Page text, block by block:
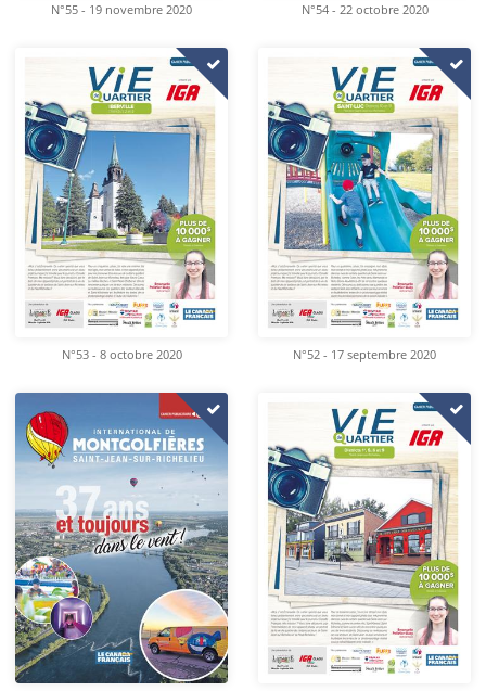
N°55 - 19 novembre 2020 N°54 - 22 octobre 2020
N°53 - 8 octobre 2020 N°52 - 17 septembre 2020